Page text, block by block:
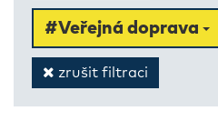
#Veřejná doprava
zrušit filtraci